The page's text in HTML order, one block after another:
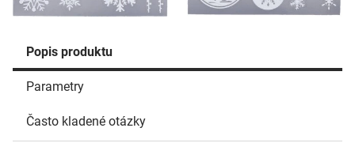
Popis produktu
Parametry
Často kladené otázky